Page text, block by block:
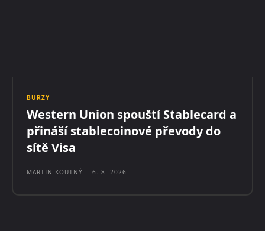
BURZY
Western Union spouští Stablecard a
přináší stablecoinové převody do
sítě Visa
MARTIN KOUTNÝ - 6. 8. 2026